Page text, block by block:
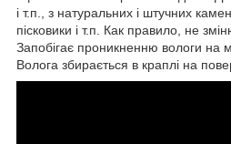
і т.п., з натуральних і штучних
пісковики і т.п. Как правило, не
Запобігає проникненню вологи на
Волога збирається в краплі на